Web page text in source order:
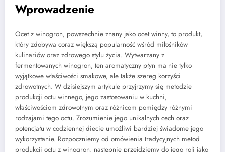
Wprowadzenie
Ocet z winogron, powszechnie znany jako ocet winny, to produkt,
który zdobywa coraz większą popularność wśród miłośników
kulinariów oraz zdrowego stylu życia. Wytwarzany z
fermentowanych winogron, ten aromatyczny płyn ma nie tylko
wyjątkowe właściwości smakowe, ale także szereg korzyści
zdrowotnych. W dzisiejszym artykule przyjrzymy się metodzie
produkcji octu winnego, jego zastosowaniu w kuchni,
właściwościom zdrowotnym oraz różnicom pomiędzy różnymi
rodzajami tego octu. Zrozumienie jego unikalnych cech oraz
potencjału w codziennej diecie umożliwi bardziej świadome jego
wykorzystanie. Rozpoczniemy od omówienia tradycyjnych metod
produkcji octu z winogron, następnie przejdziemy do jego roli jako